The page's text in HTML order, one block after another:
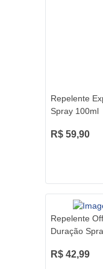
Repelente
Spray 100ml
R$ 59,90
Repelente
Duração
R$ 42,99